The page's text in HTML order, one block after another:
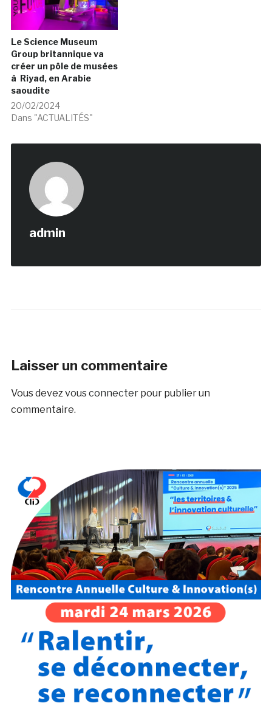
Le Science Museum
Group britannique va
créer un pôle de musées
à Riyad, en Arabie
saoudite
20/02/2024
Dans "ACTUALITÉS"
admin
Laisser un commentaire
Vous devezvous connecterpour publier un
commentaire.